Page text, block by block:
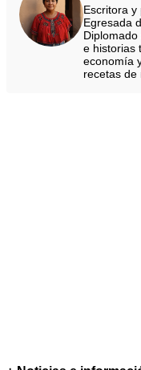
Escritora y
Egresada
e historias
economía
recetas de